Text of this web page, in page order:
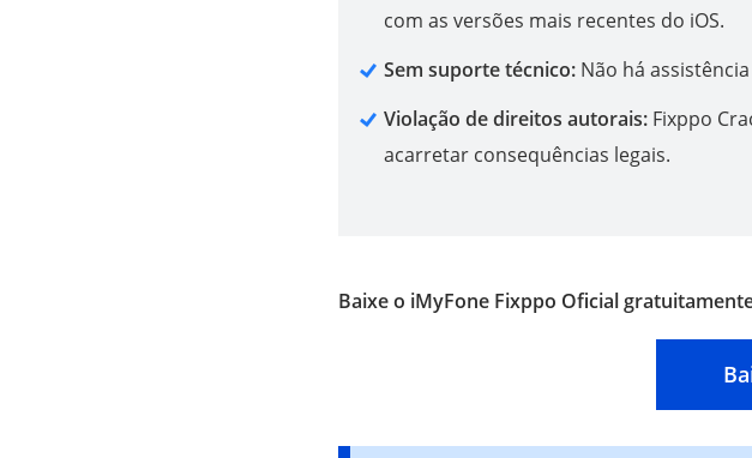
com as versões mais recentes do iOS.
Sem suporte técnico: Não há
Violação de direitos autorais: Fixppo
acarretar consequências legais.
Baixe o iMyFone Fixppo Oficial